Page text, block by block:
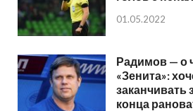
01.05.2022
Радимов — о
«Зенита»:
заканчивать
конца